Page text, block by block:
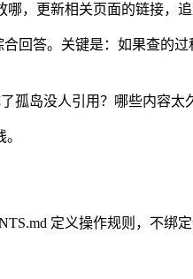
，更新相关页面的链接，追
回答。关键是：如果查的
岛没人引用？哪些内容太
定义操作规则，不绑定